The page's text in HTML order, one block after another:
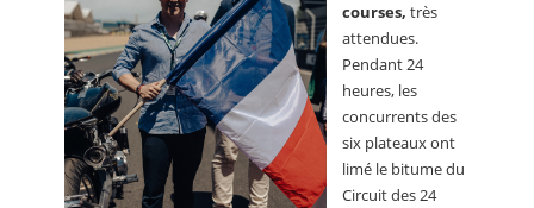
courses, très
attendues.
Pendant 24
heures, les
concurrents des
six plateaux ont
limé le bitume du
Circuit des 24